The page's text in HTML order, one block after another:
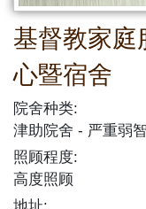
基督教家庭
心暨宿舍
院舍种类:
津助院舍
严重弱
照顾程度:
高度照顾